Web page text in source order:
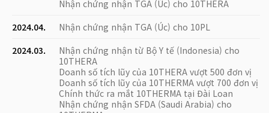
Nhận chứng nhận TGA (Úc) cho 10THERA
2024.04.
Nhận chứng nhận TGA (Úc) cho 10PL
2024.03.
Nhận chứng nhận từ Bộ Y tế (Indonesia) cho
10THERA
Doanh số tích lũy của 10THERA vượt 500 đơn vị
Doanh số tích lũy của 10THERMA vượt 700 đơn vị
Chính thức ra mắt 10THERMA tại Đài Loan
Nhận chứng nhận SFDA (Saudi Arabia) cho